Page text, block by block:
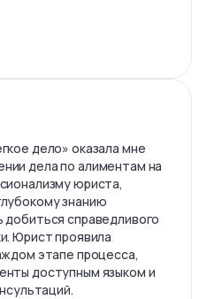
дело» оказала мне
дела по алиментам на
юриста,
знанию
справедливого
Юрист проявила
этапе процесса,
доступным языком и